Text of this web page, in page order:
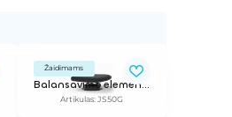
Žaidimams
Balansavimo elementas, d - 0,5 m
Artikulas: JS50G